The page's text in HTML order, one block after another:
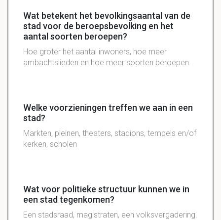
Wat betekent het bevolkingsaantal van de
stad voor de beroepsbevolking en het
aantal soorten beroepen?
Hoe groter het aantal inwoners, hoe meer
ambachtslieden en hoe meer soorten beroepen.
Welke voorzieningen treffen we aan in een
stad?
Markten, pleinen, theaters, stadions, tempels en/of
kerken, scholen
Wat voor politieke structuur kunnen we in
een stad tegenkomen?
Een stadsraad, magistraten, een volksvergadering.